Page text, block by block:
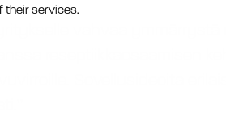
their services.
reseptiikkaosaamisen
Sovellusideoita